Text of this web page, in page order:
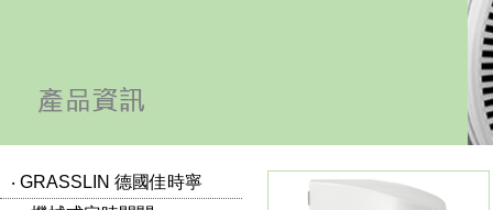
‧ GRASSLIN 德國佳時寧